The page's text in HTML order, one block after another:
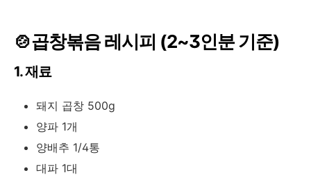
🍲곱창볶음 레시피 (2~3인분 기준)
1. 재료
돼지 곱창 500g
양파 1개
양배추 1/4통
대파 1대